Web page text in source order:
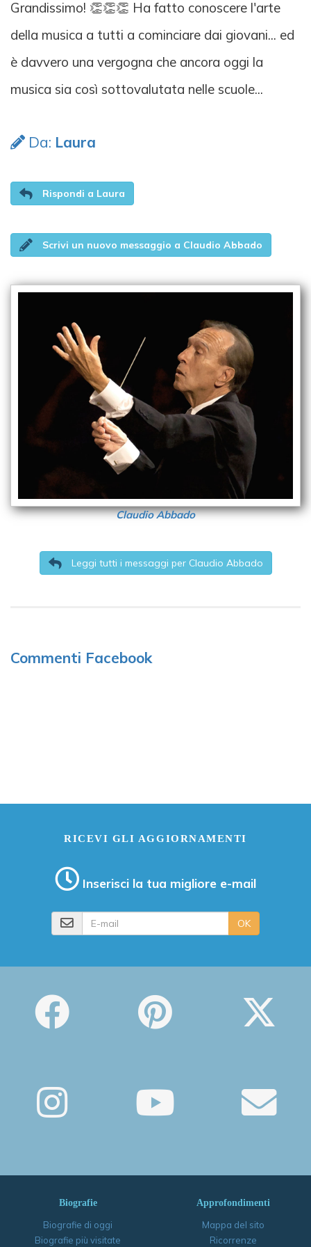
Grandissimo! 👏👏👏 Ha fatto conoscere l'arte
della musica a tutti a cominciare dai giovani... ed
è davvero una vergogna che ancora oggi la
musica sia così sottovalutata nelle scuole...
Da: Laura
Rispondi a Laura
Scrivi un nuovo messaggio a Claudio Abbado
Claudio Abbado
Leggi tutti i messaggi per Claudio Abbado
Commenti Facebook
RICEVI GLI AGGIORNAMENTI
Inserisci la tua migliore e-mail
OK
Biografie
Biografie di oggi
Biografie più visitate
Approfondimenti
Mappa del sito
Ricorrenze